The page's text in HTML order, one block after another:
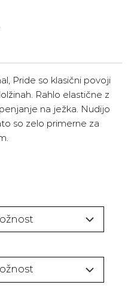
Pride so klasični povoji
Rahlo elastične z
na ježka. Nudijo
so zelo primerne za